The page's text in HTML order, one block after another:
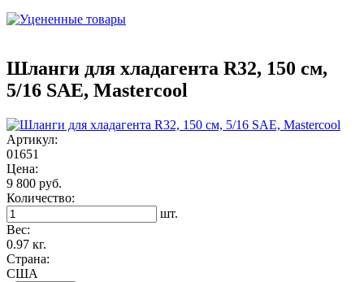
Шланги для хладагента R32, 150 см,
5/16 SAE, Mastercool
Артикул:
01651
Цена:
9 800 руб.
Количество:
шт.
Вес:
0.97 кг.
Страна:
США